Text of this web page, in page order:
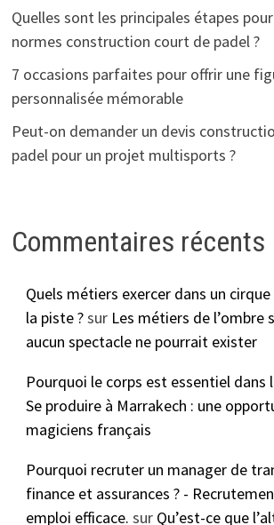
Quelles sont les principales étapes
normes construction court de padel ?
7 occasions parfaites pour offrir une
personnalisée mémorable
Peut-on demander un devis
padel pour un projet multisports ?
Commentaires récents
Quels métiers exercer dans un
la piste ?sur Les métiers de l’ombre
aucun spectacle ne pourrait exister
Pourquoi le corps est essentiel dans
Se produire à Marrakech : une
magiciens français
Pourquoi recruter un manager de
finance et assurances ? -
emploi efficace. sur Qu’est-ce que